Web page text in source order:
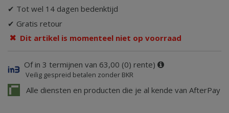
✔ Tot wel 14 dagen bedenktijd
✔ Gratis retour
Dit artikel is momenteel niet op voorraad
Of in 3 termijnen van 63,00 (0) rente)
Veilig gespreid betalen zonder BKR
Alle diensten en producten die je al kende van AfterPay